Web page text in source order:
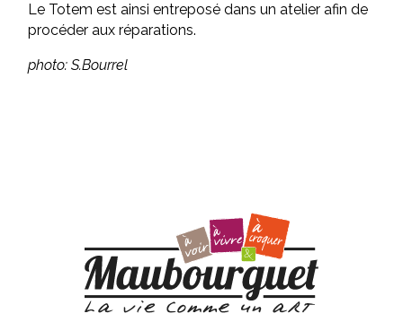
Le Totem est ainsi entreposé dans un atelier afin de
procéder aux réparations.
photo: S.Bourrel